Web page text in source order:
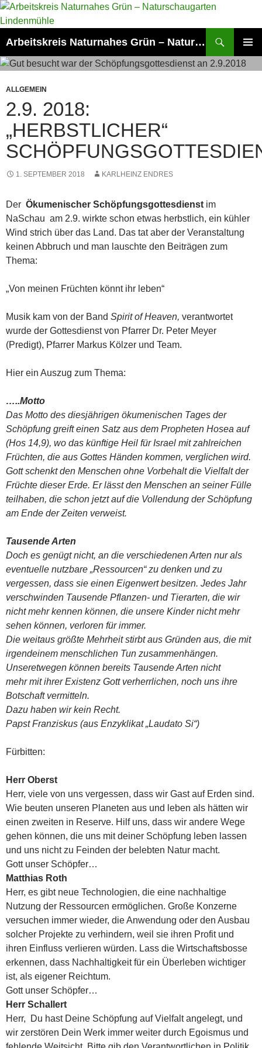
Zum
Inhalt
Arbeitskreis Naturnahes Grün – Naturschaugarten Lindenmühle
MENÜ
ALLGEMEIN
2.9. 2018:
„HERBSTLICHER“
1. SEPTEMBER 2018 KARLHEINZ ENDRES
Der Ökumenischer Schöpfungsgottesdienst im
NaSchau am 2.9. wirkte schon etwas herbstlich, ein kühler
Wind strich über das Land. Das tat aber der Veranstaltung
keinen Abbruch und man lauschte den Beiträgen zum
Thema:
„Von meinen Früchten könnt ihr leben“
Musik kam von der Band Spirit of Heaven, verantwortet
wurde der Gottesdienst von Pfarrer Dr. Peter Meyer
(Predigt), Pfarrer Markus Kölzer und Team.
Hier ein Auszug zum Thema:
…..Motto
Das Motto des diesjährigen ökumenischen Tages der
Schöpfung greift einen Satz aus dem Propheten Hosea auf
(Hos 14,9), wo das künftige Heil für Israel mit zahlreichen
Früchten, die aus Gottes Händen kommen, verglichen wird.
Gott schenkt den Menschen ohne Vorbehalt die Vielfalt der
Früchte dieser Erde. Er lässt den Menschen an seiner Fülle
teilhaben, die schon jetzt auf die Vollendung der Schöpfung
am Ende der Zeiten verweist.
Tausende Arten
Doch es genügt nicht, an die verschiedenen Arten nur als
eventuelle nutzbare „Ressourcen“ zu denken und zu
vergessen, dass sie einen Eigenwert besitzen. Jedes Jahr
verschwinden Tausende Pflanzen- und Tierarten, die wir
nicht mehr kennen können, die unsere Kinder nicht mehr
sehen können, verloren für immer.
Die weitaus größte Mehrheit stirbt aus Gründen aus, die mit
irgendeinem menschlichen Tun zusammenhängen.
Unseretwegen können bereits Tausende Arten nicht
mehr mit ihrer Existenz Gott verherrlichen, noch uns ihre
Botschaft vermitteln.
Dazu haben wir kein Recht.
Papst Franziskus (aus Enzyklikat „Laudato Si“)
Fürbitten:
Herr Oberst
Herr, viele von uns vergessen, dass wir Gast auf Erden sind.
Wie beuten unseren Planeten aus und leben als hätten wir
einen zweiten in Reserve. Hilf uns, dass wir andere Wege
gehen können, die uns mit deiner Schöpfung leben lassen
und uns nicht zu Feinden der belebten Natur macht.
Gott unser Schöpfer…
Matthias Roth
Herr, es gibt neue Technologien, die eine nachhaltige
Nutzung der Ressourcen ermöglichen. Große Konzerne
versuchen immer wieder, die Anwendung oder den Ausbau
solcher Projekte zu verhindern, weil sie ihren Profit und
ihren Einfluss verlieren würden. Lass die Wirtschaftsbosse
erkennen, dass Nachhaltigkeit für ein Überleben wichtiger
ist, als eigener Reichtum.
Gott unser Schöpfer…
Herr Schallert
Herr, Du hast Deine Schöpfung auf Vielfalt angelegt, und
wir zerstören Dein Werk immer weiter durch Egoismus und